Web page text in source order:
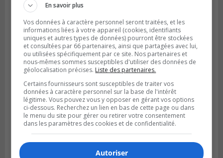
VIEUX-LONGUEUIL
Publié le 31 juillet 2026 à 14h20
Le RTL dévoile sa nouvelle flotte de
transport adapté
En savoir plus
Vos données à caractère personnel seront traitées, et les
informations liées à votre appareil (cookies, identifiants
uniques et autres types de données) pourront être stockées
et consultées par 66 partenaires, ainsi que partagées avec lui,
ou utilisées spécifiquement par ce site. Nos partenaires et
nous-mêmes sommes susceptibles d'utiliser des données de
géolocalisation précises. Liste des partenaires.
Certains fournisseurs sont susceptibles de traiter vos
données à caractère personnel sur la base de l'intérêt
légitime. Vous pouvez vous y opposer en gérant vos options
ci-dessous. Recherchez un lien en bas de cette page ou dans
le menu du site pour gérer ou retirer votre consentement
dans les paramètres des cookies et de confidentialité.
Autoriser